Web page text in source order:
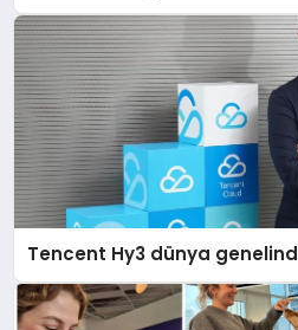
Tencent Hy3 dünya